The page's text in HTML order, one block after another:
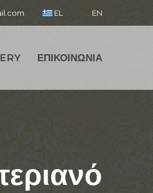
EL EN
ΕΠΙΚΟΙΝΩΝΙΑ